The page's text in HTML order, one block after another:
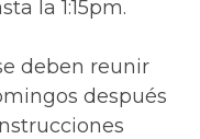
la 1:15pm.
deben reunir
después